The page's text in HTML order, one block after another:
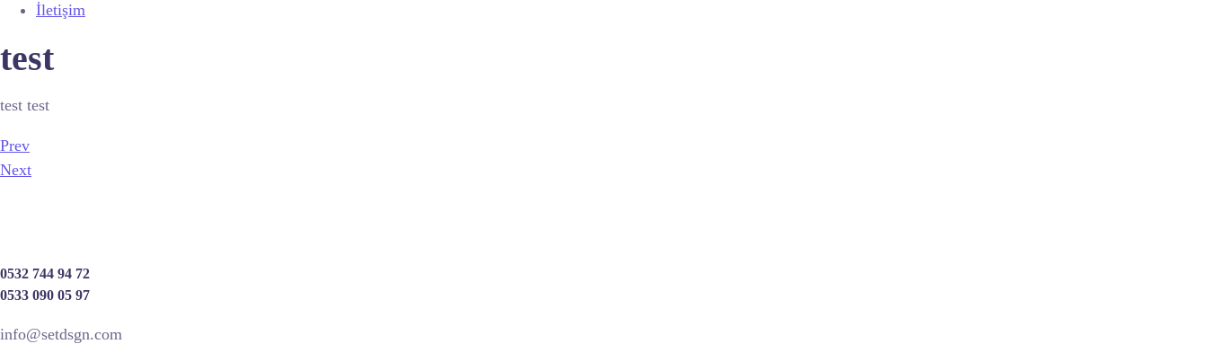
İletişim
test
test test
Prev
Next
0532 744 94 72
0533 090 05 97
info@setdsgn.com